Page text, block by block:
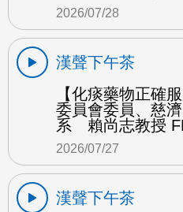
2026/07/28
漢聲下午茶
【化痰藥物正確
委員會委員、慈
系 賴尚志教授
2026/07/27
漢聲下午茶